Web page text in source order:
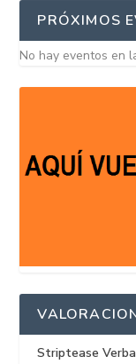
PRÓXIMOS
No hay eventos en
Striptease